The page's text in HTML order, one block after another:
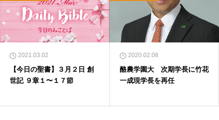
2021.03.02
【今日の聖書】３月２日 創
世記 ９章１〜１７節
2020.02.08
酪農学園大 次期学長に竹花
一成現学長を再任